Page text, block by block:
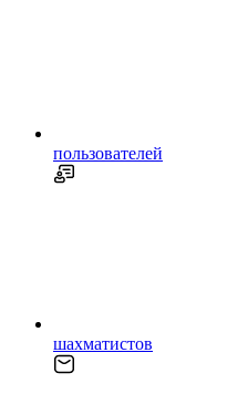
пользователей
шахматистов